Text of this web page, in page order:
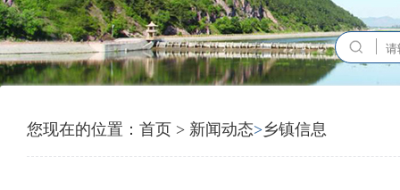
您现在的位置： 首页 > 新闻动态>乡镇信息